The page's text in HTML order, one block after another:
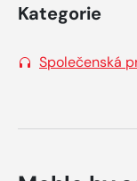
Kategorie
Společenská